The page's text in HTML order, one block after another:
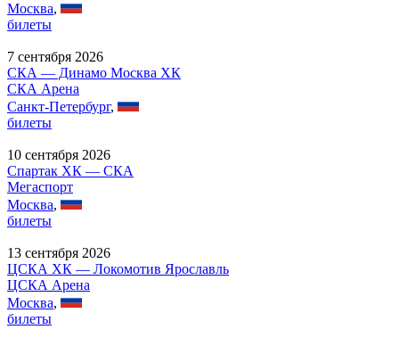
Москва,
билеты
7 сентября 2026
СКА — Динамо Москва ХК
СКА Арена
Санкт-Петербург,
билеты
10 сентября 2026
Спартак ХК — СКА
Мегаспорт
Москва,
билеты
13 сентября 2026
ЦСКА ХК — Локомотив Ярославль
ЦСКА Арена
Москва,
билеты